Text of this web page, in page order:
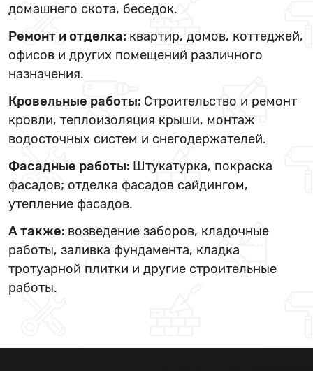
домашнего скота, беседок.
Ремонт и отделка: квартир, домов, коттеджей,
офисов и других помещений различного
назначения.
Кровельные работы: Строительство и ремонт
кровли, теплоизоляция крыши, монтаж
водосточных систем и снегодержателей.
Фасадные работы: Штукатурка, покраска
фасадов; отделка фасадов сайдингом,
утепление фасадов.
А также: возведение заборов, кладочные
работы, заливка фундамента, кладка
тротуарной плитки и другие строительные
работы.